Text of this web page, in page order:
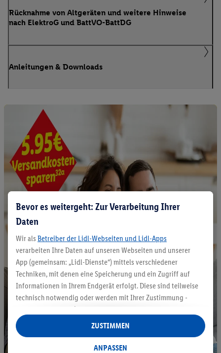
Rücknahme von Altgeräten und weitere Hinweise
nach ElektroG und BattVO-BattDG
Anleitungen & Downloads
Bevor es weitergeht: Zur Verarbeitung Ihrer
Daten
Wir als Betreiber der Lidl-Webseiten und Lidl-Apps
verarbeiten Ihre Daten auf unseren Webseiten und unserer
App (gemeinsam: „Lidl-Dienste“) mittels verschiedener
Techniken, mit denen eine Speicherung und ein Zugriff auf
Informationen in Ihrem Endgerät erfolgt. Diese sind teilweise
technisch notwendig oder werden mit Ihrer Zustimmung -
auch durch Partner (u.a.
Verantwortliche; im Zusammenhang mit dem IAB TCF
insgesamt
Statistik-Erstellung oder für personalisierte Werbung
ANPASSEN
ZUSTIMMEN